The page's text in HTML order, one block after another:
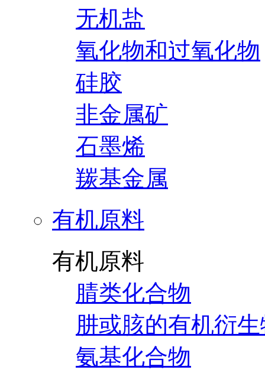
无机盐
氧化物和过氧化物
硅胶
非金属矿
石墨烯
羰基金属
有机原料
有机原料
腈类化合物
肼或胲的有机衍
氨基化合物